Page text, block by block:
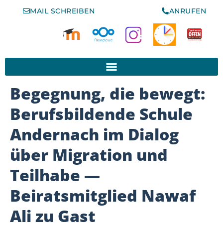
MAIL SCHREIBEN ANRUFEN
www.schule-der-vielfalt.org
Begegnung, die bewegt:
Berufsbildende Schule
Andernach im Dialog
über Migration und
Teilhabe —
Beiratsmitglied Nawaf
Ali zu Gast